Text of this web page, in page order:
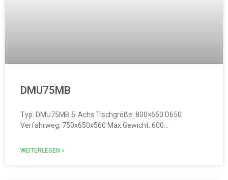
DMU75MB
Typ: DMU75MB 5-Achs Tischgröße: 800×650 D650
Verfahrweg: 750x650x560 Max.Gewicht: 600…
WEITERLESEN »